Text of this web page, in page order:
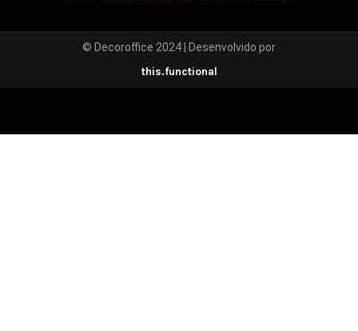
© Decoroffice 2024 | Desenvolvido por
this.functional